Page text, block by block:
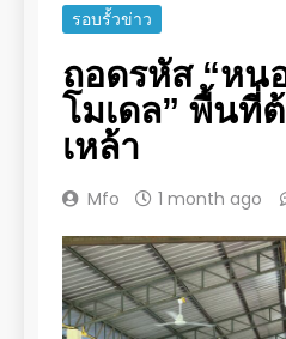
รอบรั้วข่าว
ถอดรหัส “หน
โมเดล” พื้นที่
เหล้า
Mfo 1 month ago